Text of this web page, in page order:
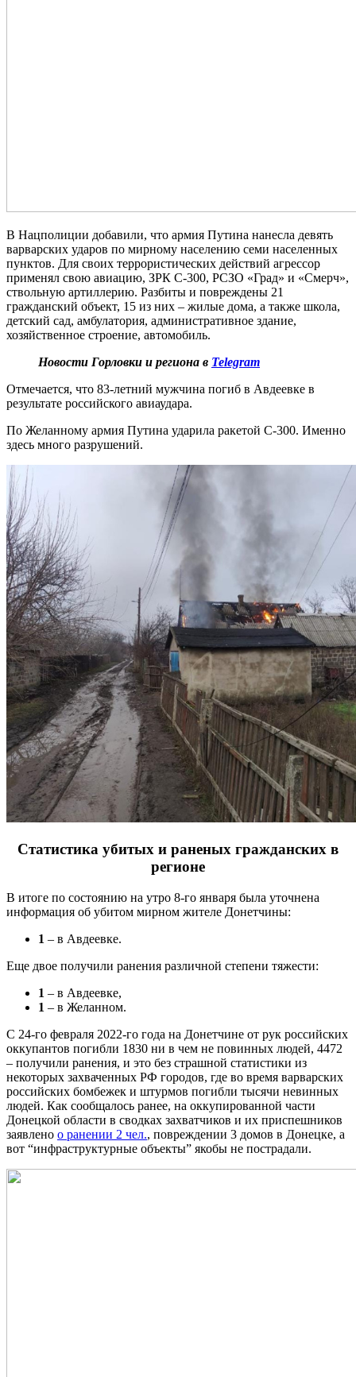
В Нацполиции добавили, что армия Путина нанесла девять
варварских ударов по мирному населению семи населенных
пунктов. Для своих террористических действий агрессор
применял свою авиацию, ЗРК С-300, РСЗО «Град» и «Смерч»,
ствольную артиллерию. Разбиты и повреждены 21
гражданский объект, 15 из них – жилые дома, а также школа,
детский сад, амбулатория, административное здание,
хозяйственное строение, автомобиль.
Новости Горловки и региона в Telegram
Отмечается, что 83-летний мужчина погиб в Авдеевке в
результате российского авиаудара.
По Желанному армия Путина ударила ракетой С-300. Именно
здесь много разрушений.
Статистика убитых и раненых гражданских в
регионе
В итоге по состоянию на утро 8-го января была уточнена
информация об убитом мирном жителе Донетчины:
1 – в Авдеевке.
Еще двое получили ранения различной степени тяжести:
1 – в Авдеевке,
1 – в Желанном.
С 24-го февраля 2022-го года на Донетчине от рук российских
оккупантов погибли 1830 ни в чем не повинных людей, 4472
– получили ранения, и это без страшной статистики из
некоторых захваченных РФ городов, где во время варварских
российских бомбежек и штурмов погибли тысячи невинных
людей. Как сообщалось ранее, на оккупированной части
Донецкой области в сводках захватчиков и их приспешников
заявлено о ранении 2 чел., повреждении 3 домов в Донецке, а
вот “инфраструктурные объекты” якобы не пострадали.